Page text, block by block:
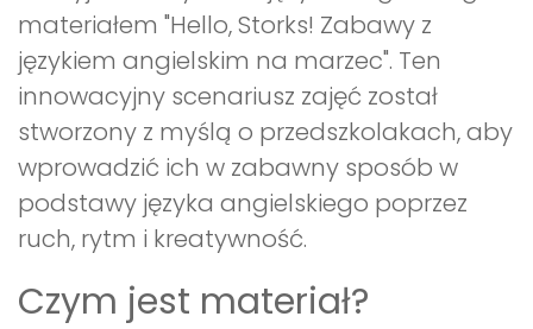
materiałem "Hello, Storks! Zabawy z
językiem angielskim na marzec". Ten
innowacyjny scenariusz zajęć został
stworzony z myślą o przedszkolakach, aby
wprowadzić ich w zabawny sposób w
podstawy języka angielskiego poprzez
ruch, rytm i kreatywność.
Czym jest materiał?